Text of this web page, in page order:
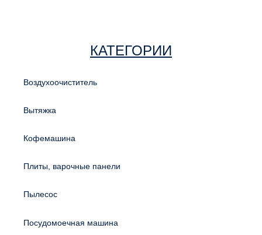
КАТЕГОРИИ
Воздухоочиститель
Вытяжка
Кофемашина
Плиты, варочные панели
Пылесос
Посудомоечная машина